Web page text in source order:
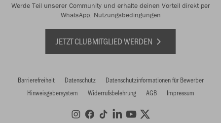
Werde Teil unserer Community und erhalte deinen Vorteil direkt per
WhatsApp. Nutzungsbedingungen
JETZT CLUBMITGLIED WERDEN
Barrierefreiheit Datenschutz
Datenschutzinformationen für Bewerber
Hinweisgebersystem
Widerrufsbelehrung AGB Impressum